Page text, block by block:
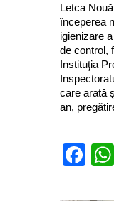
Letca
începerea
igienizare
de control,
Instituţia
care arată
an,